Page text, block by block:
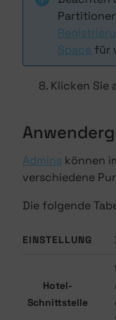
Space für
Klicken Sie
Admins können
verschiedene
Die folgende
EINSTELLUNG
Hotel-
Schnittstelle